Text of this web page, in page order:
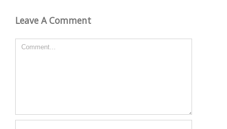
Leave A Comment
Comment